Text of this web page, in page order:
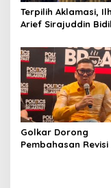
Terpilih Aklamasi,
Arief Sirajuddin
Pemilu 2029
Golkar Dorong
Pembahasan Revisi